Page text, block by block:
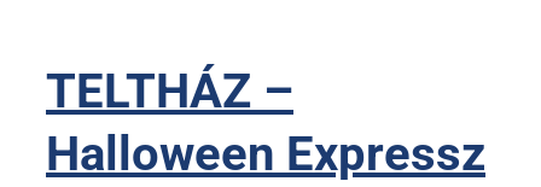
TELTHÁZ –
Halloween Expressz